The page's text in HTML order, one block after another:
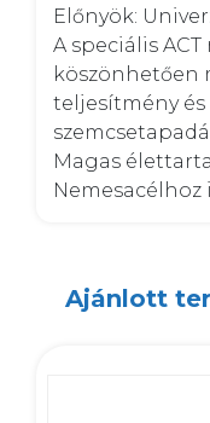
Előnyök:
A speciális
köszönhetően
teljesítmény
Magas
Ajánlott